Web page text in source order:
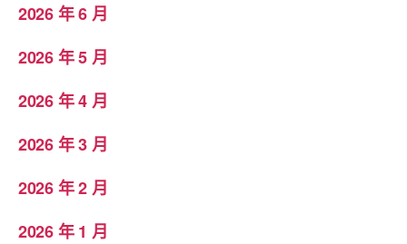
2026 年 6 月
2026 年 5 月
2026 年 4 月
2026 年 3 月
2026 年 2 月
2026 年 1 月